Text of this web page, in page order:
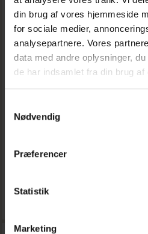
din brug af vores hjemmeside
for sociale medier,
analysepartnere. Vores
data med andre oplysninger,
de har indsamlet fra din brug af
Nødvendig
Præferencer
Statistik
Marketing
INDLÆG TIL
LØBETIDSBUKSER
Pris fra
17,60 DKK
Du sparer:
Model/varenr.:
SE PRODUKTET